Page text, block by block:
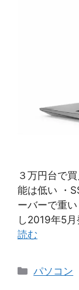
３万円台で
能は低い ・
ーバーで重
し2019年5
読む
カ
パソコン